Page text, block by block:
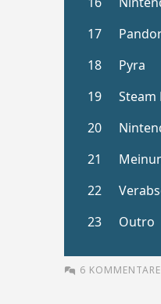
6 KOMMENTARE